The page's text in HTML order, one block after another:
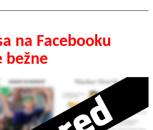
na Facebooku
bežne